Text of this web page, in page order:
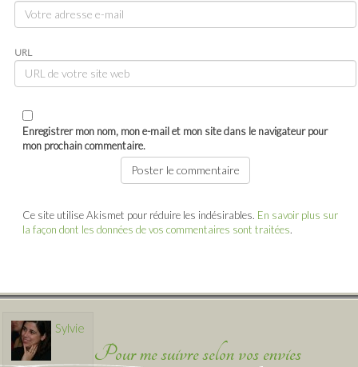
URL
Enregistrer mon nom, mon e-mail et mon site dans le navigateur pour
mon prochain commentaire.
Ce site utilise Akismet pour réduire les indésirables. En savoir plus sur
la façon dont les données de vos commentaires sont traitées.
Sylvie
Pour me suivre selon vos envies